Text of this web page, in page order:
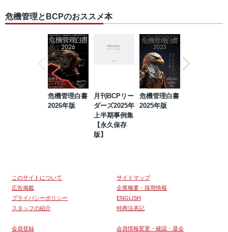
危機管理とBCPのおススメ本
危機管理白書
2026年版
月刊BCPリー
ダーズ2025年
上半期事例集
【永久保存
版】
危機管理白書
2025年版
このサイトについて
サイトマップ
広告掲載
企業概要・採用情報
プライバシーポリシー
ENGLISH
スタッフの紹介
特商法表記
会員登録 会員情報変更・確認・退会